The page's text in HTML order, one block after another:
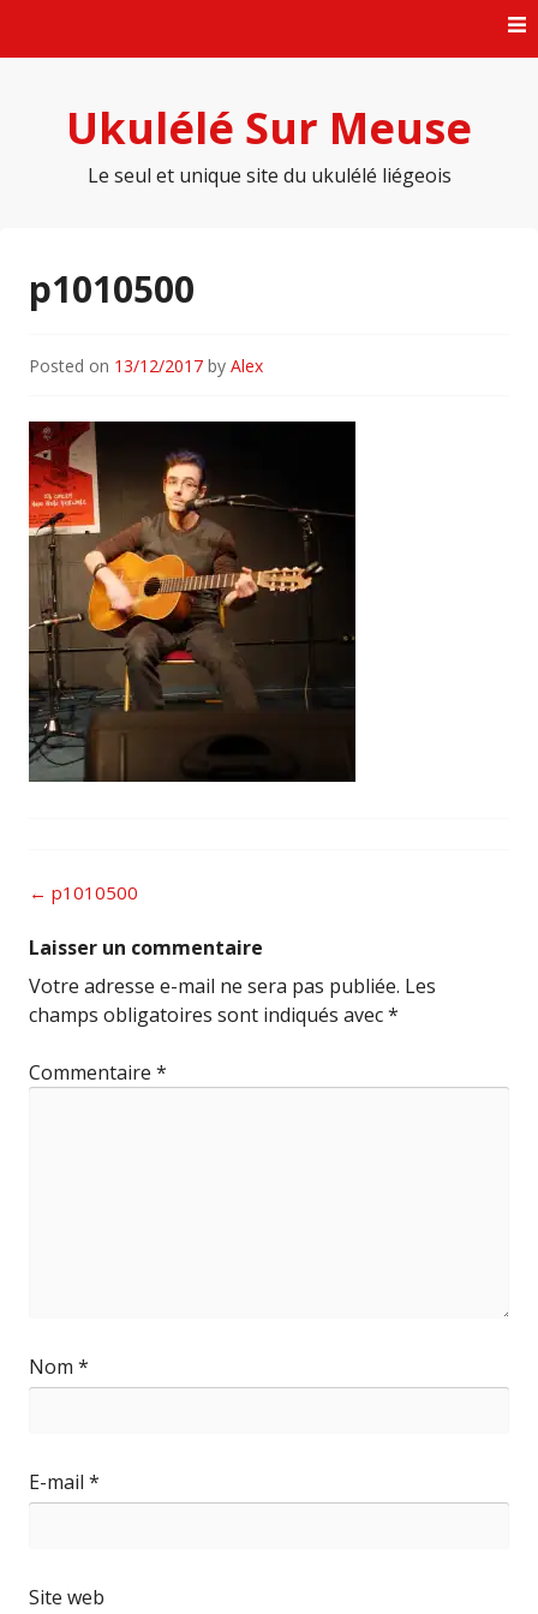
Ukulélé Sur Meuse
Le seul et unique site du ukulélé liégeois
p1010500
Posted on 13/12/2017 by Alex
Post
← p1010500
Laisser un commentaire
Votre adresse e-mail ne sera pas publiée. Les
champs obligatoires sont indiqués avec*
Commentaire *
Nom *
E-mail *
Site web